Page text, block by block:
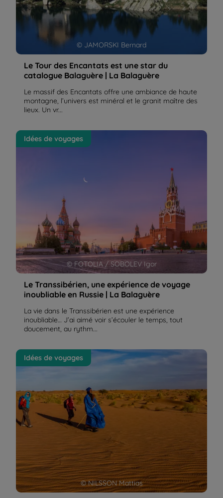
© JAMORSKI Bernard
Le Tour des Encantats est une star du
catalogue Balaguère | La Balaguère
Le massif des Encantats offre une ambiance de haute
montagne, l’univers est minéral et le granit maître des
lieux. Un vr...
Le Transsibérien, une expérience de voyage
inoubliable en Russie | La Balaguère
© FOTOLIA / SOBOLEV Igor
Idées de voyages
Le Transsibérien, une expérience de voyage
inoubliable en Russie | La Balaguère
La vie dans le Transsibérien est une expérience
inoubliable… J’ai aimé voir s’écouler le temps, tout
doucement, au rythm...
Ouadane – Chinguetti : de retour de Mauritanie | La
Balaguère
© NILSSON Mattias
Idées de voyages